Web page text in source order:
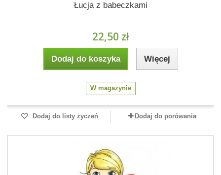
Łucja z babeczkami
22,50 zł
Dodaj do koszyka Więcej
W magazynie
Dodaj do listy życzeń Dodaj do porówania